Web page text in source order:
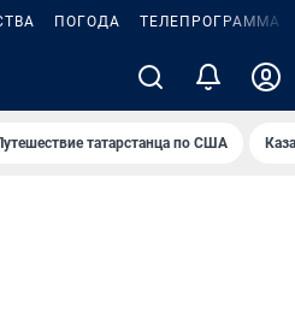
ПОГОДА ТЕЛЕПРОГРАММА
татарстанца по США